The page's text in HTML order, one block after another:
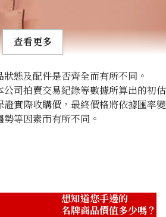
D stamp
查看更多
態及配件是否齊全而有所不同。
司拍賣交易紀錄等數據所算出的初估
實際收購價，最終價格將依據匯率變
等因素而有所不同。
想知道您手邊的
名牌商品價值多少嗎？